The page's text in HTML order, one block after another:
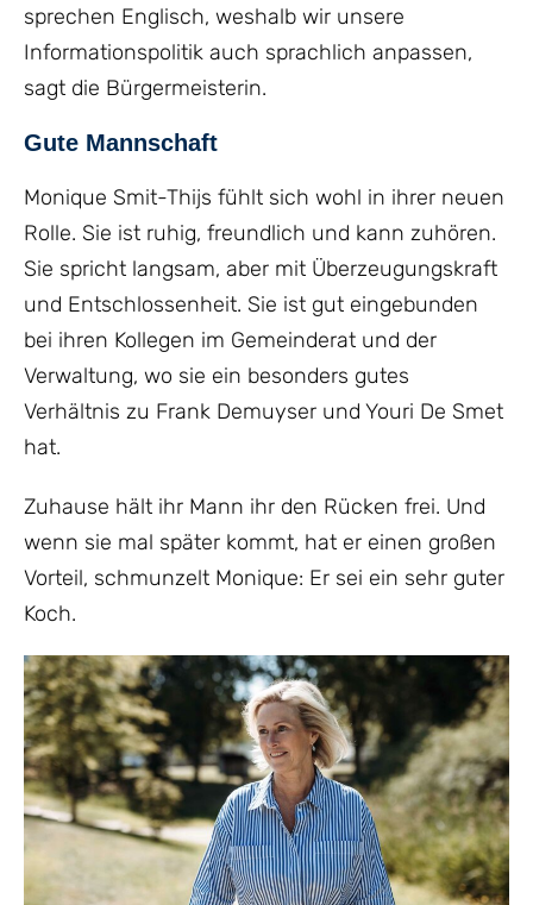
sprechen Englisch, weshalb wir unsere
Informationspolitik auch sprachlich anpassen,
sagt die Bürgermeisterin.
Gute Mannschaft
Monique Smit-Thijs fühlt sich wohl in ihrer neuen
Rolle. Sie ist ruhig, freundlich und kann zuhören.
Sie spricht langsam, aber mit Überzeugungskraft
und Entschlossenheit. Sie ist gut eingebunden
bei ihren Kollegen im Gemeinderat und der
Verwaltung, wo sie ein besonders gutes
Verhältnis zu Frank Demuyser und Youri De Smet
hat.
Zuhause hält ihr Mann ihr den Rücken frei. Und
wenn sie mal später kommt, hat er einen großen
Vorteil, schmunzelt Monique: Er sei ein sehr guter
Koch.